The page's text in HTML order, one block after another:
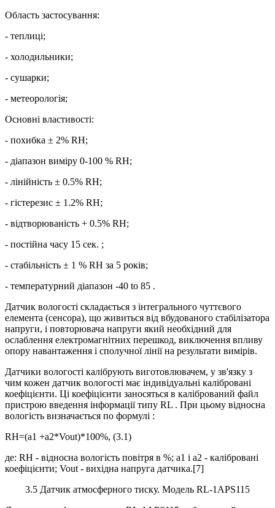
Область застосування:
- теплиці;
- холодильники;
- сушарки;
- метеорологія;
Основні властивості:
- похибка ± 2% RH;
- діапазон виміру 0-100 % RH;
- лінійність ± 0.5% RH;
- гістерезис ± 1.2% RH;
- відтворюваність + 0.5% RH;
- постійна часу 15 сек. ;
- стабільність ± 1 % RH за 5 років;
- температурний діапазон -40 to 85 .
Датчик вологості складається з інтегрального чуттєвого
елемента (сенсора), що живиться від вбудованого стабілізатора
напруги, і повторювача напруги який необхідний для
ослаблення електромагнітних перешкод, виключення впливу
опору навантаження і сполучної лінії на результати вимірів.
Датчики вологості калібрують виготовлювачем, у зв'язку з
чим кожен датчик вологості має індивідуальні калібровані
коефіцієнти. Ці коефіцієнти заносяться в калібрований файл
пристрою введення інформації типу RL . При цьому відносна
вологість визначається по формулі :
RH=(a1 +a2*Vout)*100%, (3.1)
де: RH - відносна вологість повітря в %; а1 і а2 - калібровані
коефіцієнти; Vout - вихідна напруга датчика.[7]
3.5 Датчик атмосферного тиску. Модель RL-1APS115